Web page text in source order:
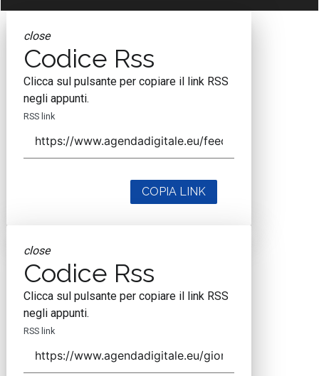
close
Codice Rss
Clicca sul pulsante per copiare il link RSS
negli appunti.
RSS link
COPIA LINK
close
Codice Rss
Clicca sul pulsante per copiare il link RSS
negli appunti.
RSS link